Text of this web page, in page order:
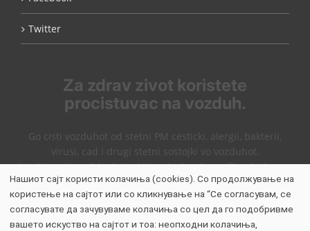
Twitter
Za zdrav zivot koristete
procistuvac na vozduh.
Go cisti vozduhot od stetni PM cesticki, alergii, bakterii,
virusi, cad i drugi stetni sostojki vo vozduhot.
Nasite proizvodi korisat aktiven jaglen, hepa filter i plasma
tehnologija koja dejstuva kako jonizator.
Виникс пречистувачи на воздух
WinixMk
Нашиот сајт користи колачиња (cookies). Со продолжување на
користење на сајтот или со кликнување на “Се согласувам, се
согласувате да зачувуваме колачиња со цел да го подобривме
вашето искуство на сајтот и тоа: неопходни колачиња,